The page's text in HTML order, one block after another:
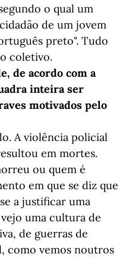
o qual um
de um jovem
preto". Tudo
coletivo.
de acordo com a
inteira ser
motivados pelo
A violência policial
em mortes.
ou quem é
em que se diz que
a justificar uma
uma cultura de
de guerras de
como vemos noutros